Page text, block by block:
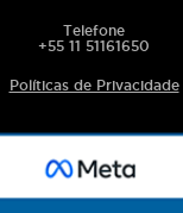
Telefone
+55 11 51161650
Políticas de Privacidade